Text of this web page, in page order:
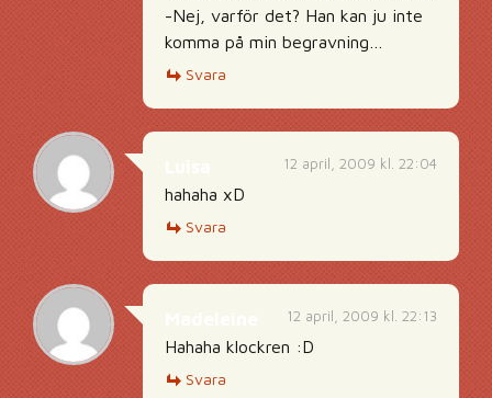
-Nej, varför det? Han kan ju inte
komma på min begravning…
Svara
12 april, 2009 kl. 22:04
hahaha xD
Svara
12 april, 2009 kl. 22:13
Hahaha klockren :D
Svara